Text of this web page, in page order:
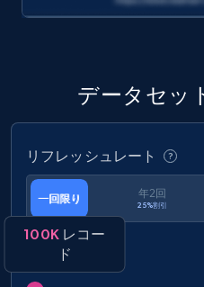
eCommerce
TikTok - Posts
URL, Post id, Description,
count, Share count,
count, and more.
Social media
データセッ
リフレッシュレート
一回限り 年2回
25%割引
100Kレコー
ド